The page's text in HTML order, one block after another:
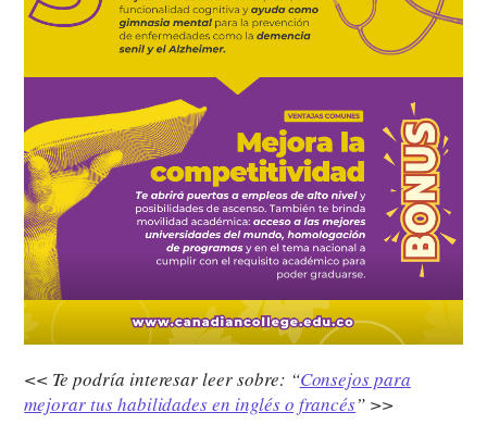
<< Te podría interesar leer sobre: “Consejos para
mejorar tus habilidades en inglés o francés” >>